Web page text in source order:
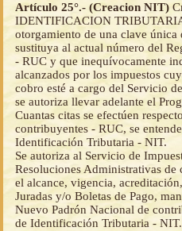
Artículo 25°.- (Creacion NIT)
IDENTIFICACION
otorgamiento de una clave
sustituya al actual número del
- RUC y que inequívocamente
alcanzados por los impuestos
cobro esté a cargo del Servicio
se autoriza llevar adelante el
Cuantas citas se efectúen
contribuyentes - RUC, se
Identificación Tributaria - NIT.
Se autoriza al Servicio de
Resoluciones Administrativas de
el alcance, vigencia,
Juradas y/o Boletas de Pago,
Nuevo Padrón Nacional de
de Identificación Tributaria - NIT.